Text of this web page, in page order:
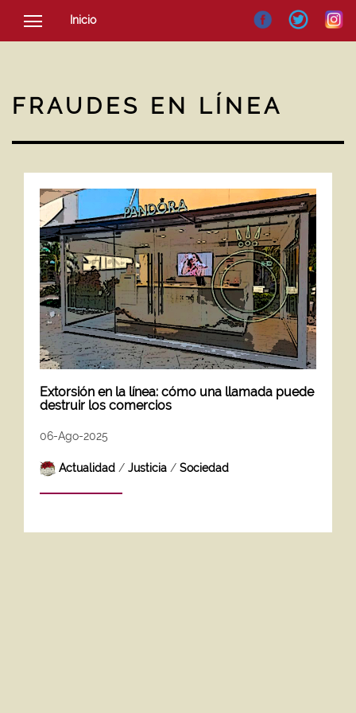
Inicio
SOCIEDAD
NOTICIAS
FRAUDES EN LÍNEA
Extorsión en la línea: cómo una llamada puede
destruir los comercios
06-Ago-2025
Actualidad /Justicia /Sociedad